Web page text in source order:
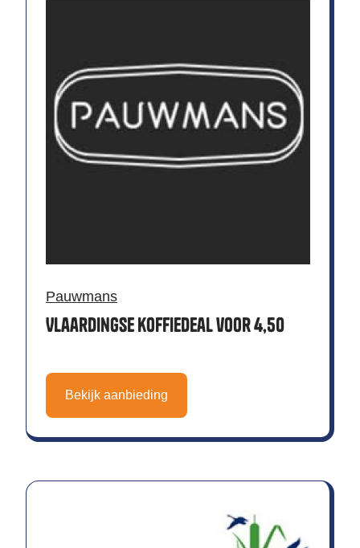
Pauwmans
Vlaardingse koffiedeal voor 4,50
Bekijk aanbieding